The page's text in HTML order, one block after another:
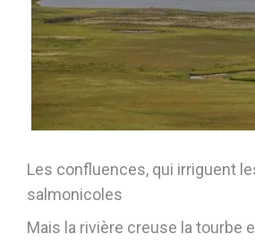
Les confluences, qui irriguent
salmonicoles
Mais la rivière creuse la tourbe